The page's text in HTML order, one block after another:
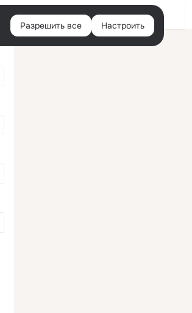
Войти
Разрешить все Настроить